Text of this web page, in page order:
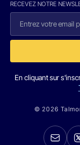
RECEVEZ NOTRE
En cliquant sur
© 2026